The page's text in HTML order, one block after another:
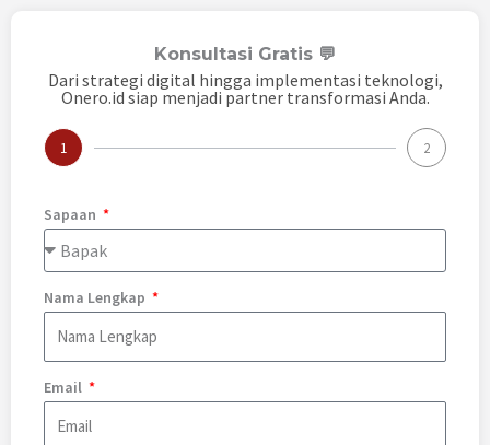
Konsultasi Gratis 💬
Dari strategi digital hingga implementasi teknologi,
Onero.id siap menjadi partner transformasi Anda.
1 2
Sapaan
Nama Lengkap
Email